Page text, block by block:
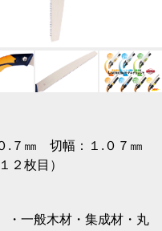
.７㎜ 切幅：１.０７㎜
２枚目）
・一般木材・集成材・丸